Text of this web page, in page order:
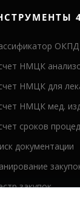
НМЦК
НМЦК для
НМЦК мед.
сроков
документации
закупок